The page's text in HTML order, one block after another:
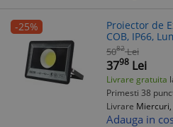
-25%
Proiector de
COB, IP66,
Corp
5082 Lei
3798 Lei
Livrare gratuita
Primesti 38
Livrare Miercuri,
Adauga in